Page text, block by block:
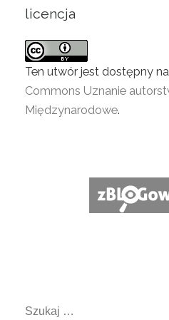
licencja
Ten utwór jest dostępny na
Commons Uznanie
Międzynarodowe.
SZUKAJ